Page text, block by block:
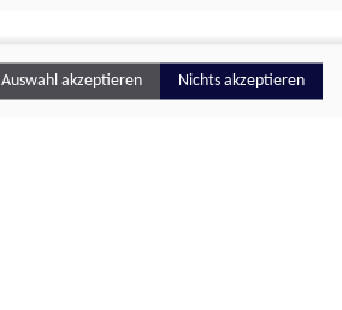
Auswahl akzeptieren Nichts akzeptieren